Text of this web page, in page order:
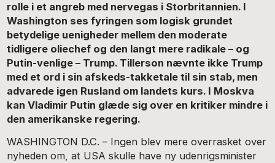
rolle i et angreb med nervegas i Storbritannien. I
Washington ses fyringen som logisk grundet
betydelige uenigheder mellem den moderate
tidligere oliechef og den langt mere radikale – og
Putin-venlige – Trump. Tillerson nævnte ikke Trump
med et ord i sin afskeds-takketale til sin stab, men
advarede igen Rusland om landets kurs. I Moskva
kan Vladimir Putin glæde sig over en kritiker mindre i
den amerikanske regering.
WASHINGTON D.C. – Ingen blev mere overrasket over
nyheden om, at USA skulle have ny udenrigsminister